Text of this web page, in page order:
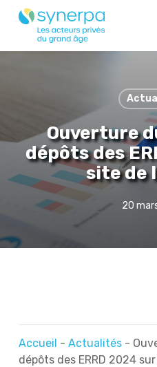
Ouverture
dépôts des
site de
20
Accueil - Actualités-
dépôts des ERRD 2024